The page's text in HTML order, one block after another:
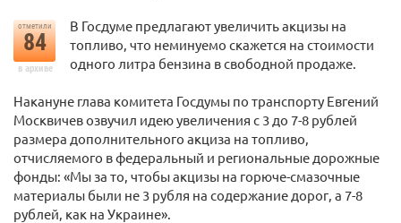
отметили
84
в архиве
В Госдуме предлагают увеличить акцизы на
топливо, что неминуемо скажется на стоимости
одного литра бензина в свободной продаже.
Накануне глава комитета Госдумы по транспорту Евгений
Москвичев озвучил идею увеличения с 3 до 7-8 рублей
размера дополнительного акциза на топливо,
отчисляемого в федеральный и региональные дорожные
фонды: «Мы за то, чтобы акцизы на горюче-смазочные
материалы были не 3 рубля на содержание дорог, а 7-8
рублей, как на Украине».